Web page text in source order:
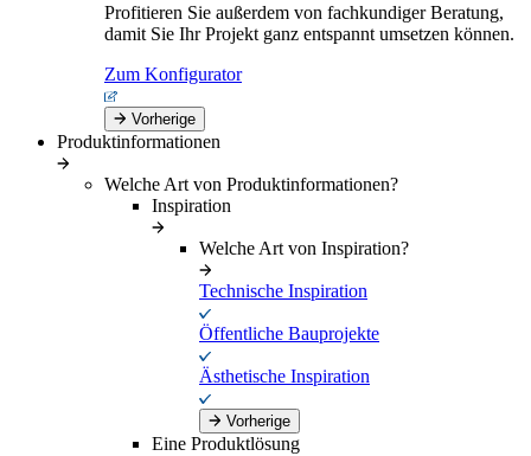
Profitieren Sie außerdem von fachkundiger Beratung,
damit Sie Ihr Projekt ganz entspannt umsetzen können.
Zum Konfigurator
Vorherige
Produktinformationen
Welche Art von Produktinformationen?
Inspiration
Welche Art von Inspiration?
Technische Inspiration
Öffentliche Bauprojekte
Ästhetische Inspiration
Vorherige
Eine Produktlösung